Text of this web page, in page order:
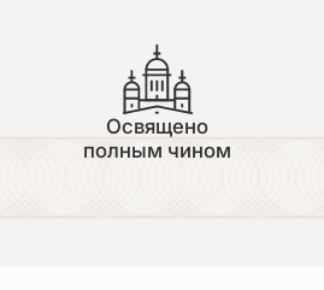
Освящено
полным чином